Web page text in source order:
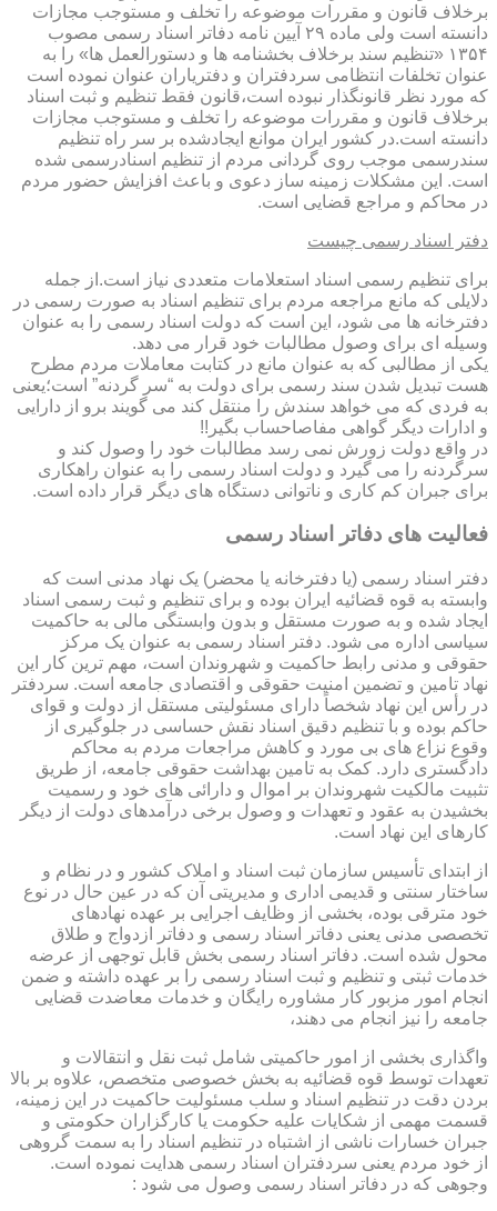
برخلاف قانون و مقررات موضوعه را تخلف و مستوجب مجازات
دانسته است ولی ماده ۲۹ آیین نامه دفاتر اسناد رسمی مصوب
۱۳۵۴ «تنظیم سند برخلاف بخشنامه ها و دستورالعمل ها» را به
عنوان تخلفات انتظامی سردفتران و دفتریاران عنوان نموده است
که مورد نظر قانونگذار نبوده است،قانون فقط تنظیم و ثبت اسناد
برخلاف قانون و مقررات موضوعه را تخلف و مستوجب مجازات
دانسته است.در کشور ایران موانع ایجادشده بر سر راه تنظیم
سندرسمی موجب روی گردانی مردم از تنظیم اسنادرسمی شده
است. این مشکلات زمینه ساز دعوی و باعث افزایش حضور مردم
در محاکم و مراجع قضایی است.
دفتر اسناد رسمی چیست
برای تنظیم رسمی اسناد استعلامات متعددی نیاز است.از جمله
دلایلی که مانع مراجعه مردم برای تنظیم اسناد به صورت رسمی در
دفترخانه ها می شود، این است که دولت اسناد رسمی را به عنوان
وسیله ای برای وصول مطالبات خود قرار می دهد.
یکی از مطالبی که به عنوان مانع در کتابت معاملات مردم مطرح
هست تبدیل شدن سند رسمی برای دولت به “سر گردنه” است؛یعنی
به فردی که می خواهد سندش را منتقل کند می گویند برو از دارایی
و ادارات دیگر گواهی مفاصاحساب بگیر!!
در واقع دولت زورش نمی رسد مطالبات خود را وصول کند و
سرگردنه را می گیرد و دولت اسناد رسمی را به عنوان راهکاری
برای جبران کم کاری و ناتوانی دستگاه های دیگر قرار داده است.
فعالیت های دفاتر اسناد رسمی
دفتر اسناد رسمی (یا دفترخانه یا محضر) یک نهاد مدنی است که
وابسته به قوه قضائیه ایران بوده و برای تنظیم و ثبت رسمی اسناد
ایجاد شده و به صورت مستقل و بدون وابستگی مالی به حاکمیت
سیاسی اداره می شود. دفتر اسناد رسمی به عنوان یک مرکز
حقوقی و مدنی رابط حاکمیت و شهروندان است، مهم ترین کار این
نهاد تامین و تضمین امنیت حقوقی و اقتصادی جامعه است. سردفتر
در رأس این نهاد شخصاً دارای مسئولیتی مستقل از دولت و قوای
حاکم بوده و با تنظیم دقیق اسناد نقش حساسی در جلوگیری از
وقوع نزاع های بی مورد و کاهش مراجعات مردم به محاکم
دادگستری دارد. کمک به تامین بهداشت حقوقی جامعه، از طریق
تثبیت مالکیت شهروندان بر اموال و دارائی های خود و رسمیت
بخشیدن به عقود و تعهدات و وصول برخی درآمدهای دولت از دیگر
کارهای این نهاد است.
از ابتدای تأسیس سازمان ثبت اسناد و املاک کشور و در نظام و
ساختار سنتی و قدیمی اداری و مدیریتی آن که در عین حال در نوع
خود مترقی بوده، بخشی از وظایف اجرایی بر عهده نهادهای
تخصصی مدنی یعنی دفاتر اسناد رسمی و دفاتر ازدواج و طلاق
محول شده است. دفاتر اسناد رسمی بخش قابل توجهی از عرضه
خدمات ثبتی و تنظیم و ثبت اسناد رسمی را بر عهده داشته و ضمن
انجام امور مزبور کار مشاوره رایگان و خدمات معاضدت قضایی
جامعه را نیز انجام می دهند،
واگذاری بخشی از امور حاکمیتی شامل ثبت نقل و انتقالات و
تعهدات توسط قوه قضائیه به بخش خصوصی متخصص، علاوه بر بالا
بردن دقت در تنظیم اسناد و سلب مسئولیت حاکمیت در این زمینه،
قسمت مهمی از شکایات علیه حکومت یا کارگزاران حکومتی و
جبران خسارات ناشی از اشتباه در تنظیم اسناد را به سمت گروهی
از خود مردم یعنی سردفتران اسناد رسمی هدایت نموده است.
وجوهی که در دفاتر اسناد رسمی وصول می شود :